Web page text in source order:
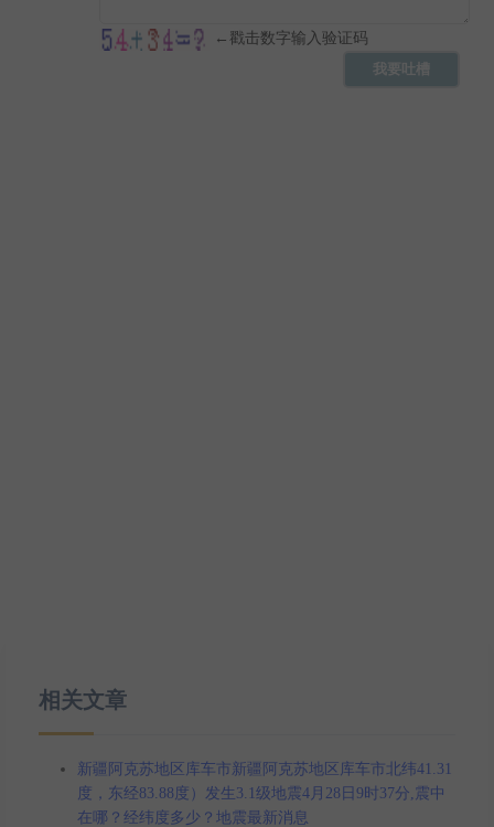
相关文章
新疆阿克苏地区库车市新疆阿克苏地区库车市北纬41.31
度，东经83.88度）发生3.1级地震4月28日9时37分,震中
在哪？经纬度多少？地震最新消息